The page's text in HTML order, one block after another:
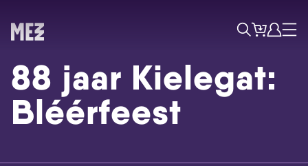
ZoekTicketsAccount
Menu
88 jaar Kielegat:
Bléérfeest